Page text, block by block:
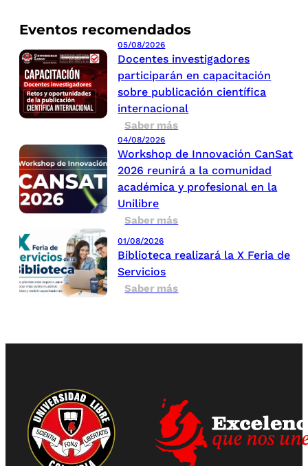
Eventos recomendados
05/08/2026
Docentes investigadores
participarán en capacitación
sobre publicación científica
internacional
Saber más
04/08/2026
Workshop de Innovación CanSat
2026 reunirá a la comunidad
académica y profesional en la
Unilibre
Saber más
01/08/2026
Biblioteca realizará la X Feria de
Servicios
Saber más